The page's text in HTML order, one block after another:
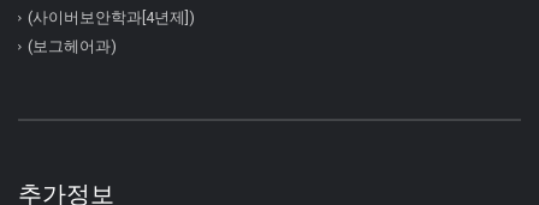
(사이버보안학과[4년제])
(보그헤어과)
추가정보